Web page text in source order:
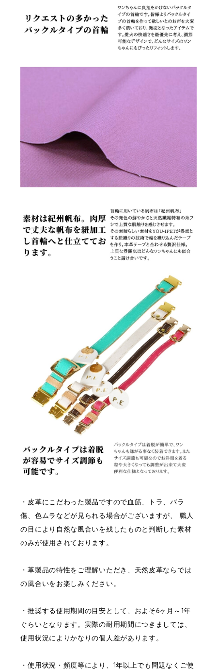
・皮革にこだわった製品ですので血筋、トラ、バラ
傷、色ムラなどが見られる場合がございますが、 職人
の目により自然な風合いを残したものと判断した素材
のみが使用されております。
・革製品の特性をご理解いただき、天然皮革ならでは
の風合いをお楽しみください。
・推奨する使用期間の目安として、およそ6ヶ月～1年
ぐらいとなります。実際の耐用期間につきましては、
使用状況によりかなりの個人差があります。
・使用状況・頻度等により、1年以上でも問題なくご使